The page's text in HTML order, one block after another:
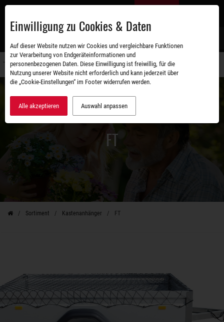
Zum
FT
Sortiment Kastenanhänger FT
Einwilligung zu Cookies & Daten
Auf dieser Website nutzen wir Cookies und vergleichbare Funktionen
zur Verarbeitung von Endgeräteinformationen und
personenbezogenen Daten. Diese Einwilligung ist freiwillig, für die
Nutzung unserer Website nicht erforderlich und kann jederzeit über
die „Cookie-Einstellungen“ im Footer widerrufen werden.
Alle akzeptieren Auswahl anpassen